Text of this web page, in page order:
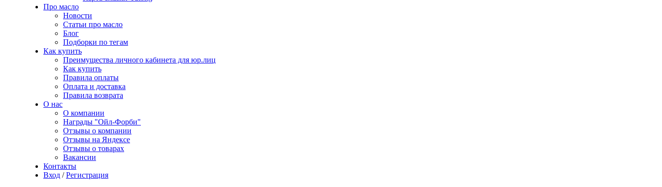
Про масло
Новости
Статьи про масло
Блог
Подборки по тегам
Как купить
Преимущества личного кабинета для юр.лиц
Как купить
Правила оплаты
Оплата и доставка
Правила возврата
О нас
О компании
Награды "Ойл-Форби"
Отзывы о компании
Отзывы на Яндексе
Отзывы о товарах
Вакансии
Контакты
Вход / Регистрация